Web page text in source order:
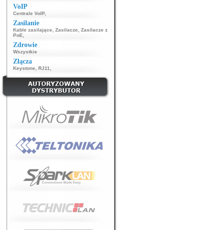
VoIP
Centrale VoIP,
Zasilanie
Kable zasilające Zasilacze
Zasilacze z
PoE
Zdrowie
Wszystkie
Złącza
Keystone RJ11